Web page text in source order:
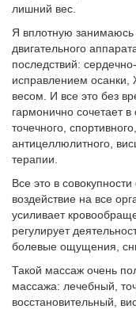
лишний вес.
Я вплотную
двигательного
последствий:
исправлением
весом. И все это без
гармонично сочетает в
точечного,
антицеллюлитного,
терапии.
Все это в
воздействие на все
усиливает
регулирует
болевые ощущения,
Такой массаж очень
массажа: лечебный,
восстановительный,